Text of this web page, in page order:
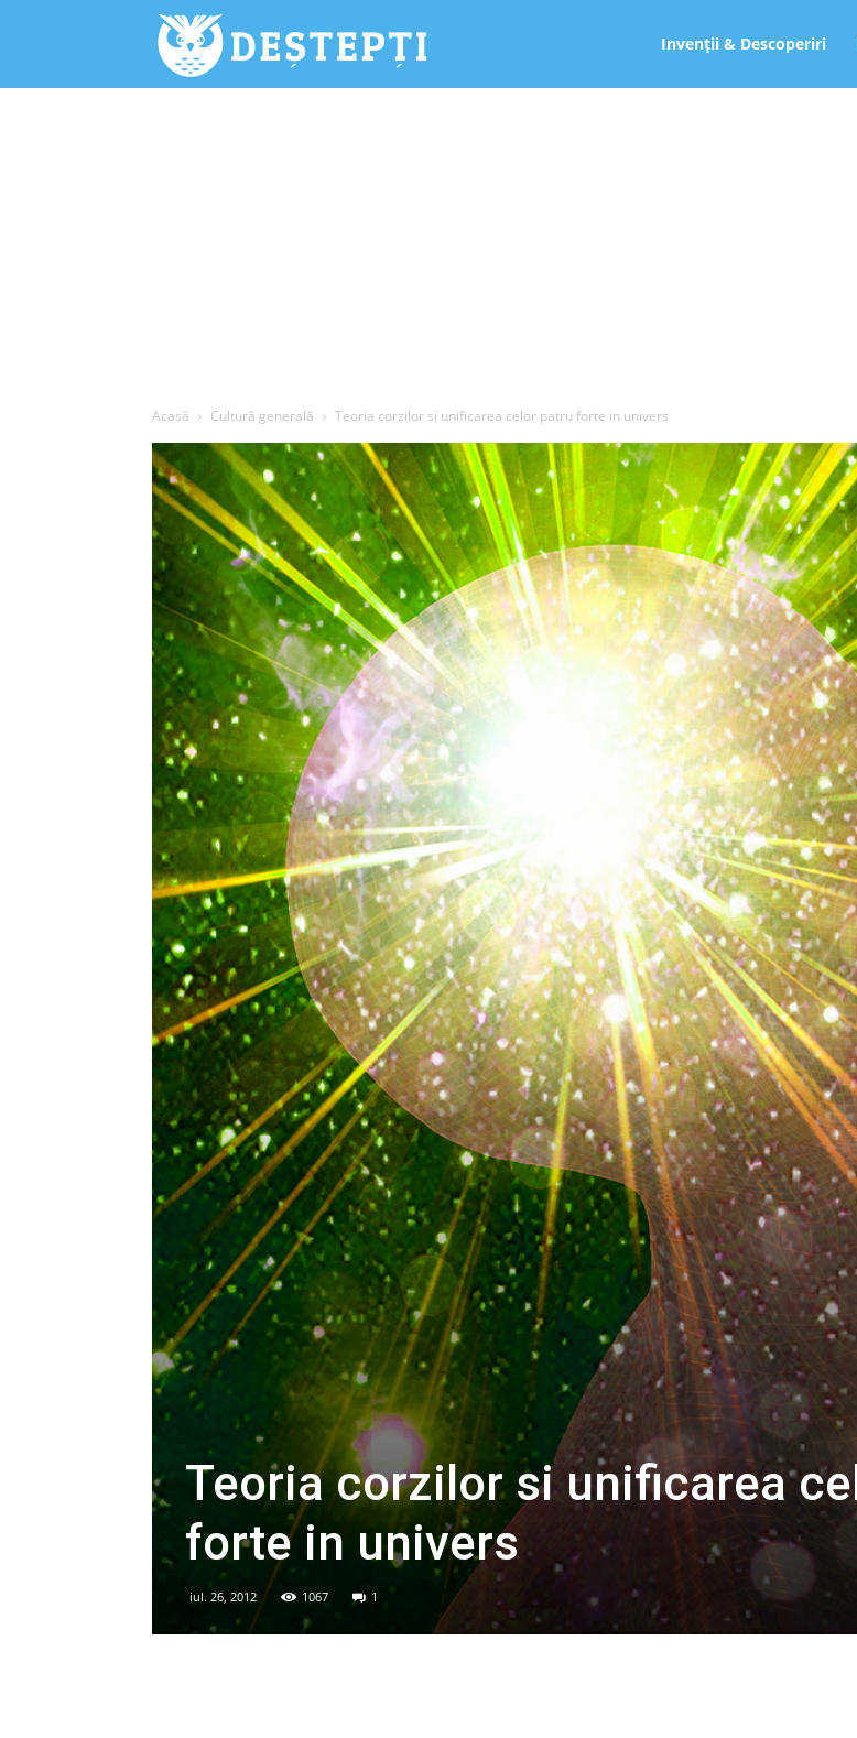
Deștepți.ro Invenții & Descoperiri
Acasă Cultură generală Teoria corzilor si unificarea celor patru forte in univers
Teoria corzilor si unificarea
forte in univers
iul. 26, 2012 1067 1